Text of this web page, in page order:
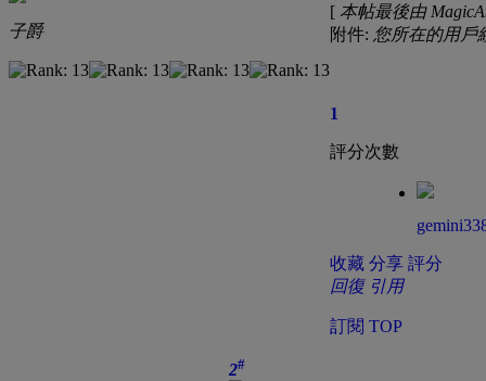
子爵
[ 本帖最後由
附件: 您所在的用戶
1
評分次數
收藏 分享 評分
回復 引用
訂閱 TOP
2#